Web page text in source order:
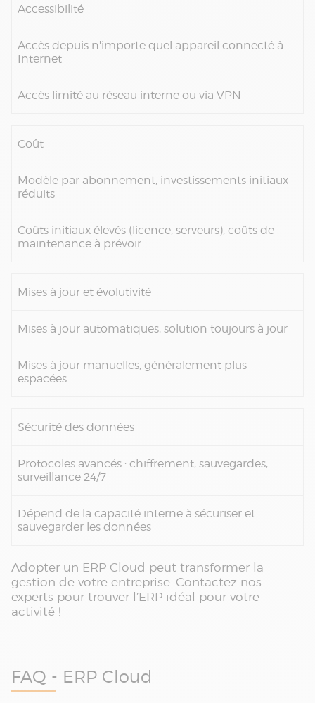
Accessibilité
Accès depuis n'importe quel appareil connecté à
Internet
Accès limité au réseau interne ou via VPN
Coût
Modèle par abonnement, investissements initiaux
réduits
Coûts initiaux élevés (licence, serveurs), coûts de
maintenance à prévoir
Mises à jour et évolutivité
Mises à jour automatiques, solution toujours à jour
Mises à jour manuelles, généralement plus
espacées
Sécurité des données
Protocoles avancés : chiffrement, sauvegardes,
surveillance 24/7
Dépend de la capacité interne à sécuriser et
sauvegarder les données
Adopter un ERP Cloud peut transformer la
gestion de votre entreprise. Contactez nos
experts pour trouver l’ERP idéal pour votre
activité !
FAQ - ERP Cloud